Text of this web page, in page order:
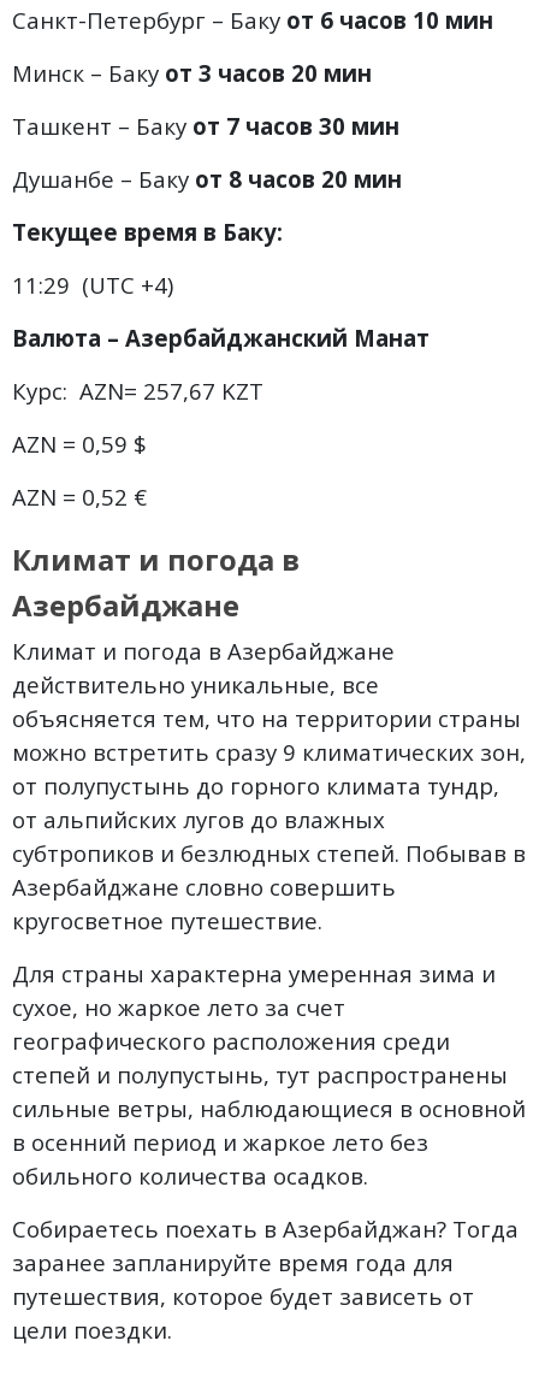
Санкт-Петербург – Баку от 6 часов 10 мин
Минск – Баку от 3 часов 20 мин
Ташкент – Баку от 7 часов 30 мин
Душанбе – Баку от 8 часов 20 мин
Текущее время в Баку:
11:29 (UTC +4)
Валюта – Азербайджанский Манат
Курс: AZN‎= 257,67 KZT
AZN ‎= 0,59 $
AZN‎ = 0,52 €
Климат и погода в
Азербайджане
Климат и погода в Азербайджане
действительно уникальные, все
объясняется тем, что на территории страны
можно встретить сразу 9 климатических зон,
от полупустынь до горного климата тундр,
от альпийских лугов до влажных
субтропиков и безлюдных степей. Побывав в
Азербайджане словно совершить
кругосветное путешествие.
Для страны характерна умеренная зима и
сухое, но жаркое лето за счет
географического расположения среди
степей и полупустынь, тут распространены
сильные ветры, наблюдающиеся в основной
в осенний период и жаркое лето без
обильного количества осадков.
Собираетесь поехать в Азербайджан? Тогда
заранее запланируйте время года для
путешествия, которое будет зависеть от
цели поездки.